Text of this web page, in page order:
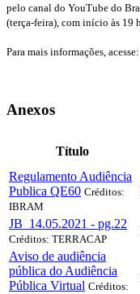
pelo canal do YouTube do
(terça-feira), com início às 19
Para mais informações, acesse:
Anexos
Título
Regulamento Audiência
Publica QE60 Créditos:
IBRAM
JB_14.05.2021 - pg.22
Créditos: TERRACAP
Aviso de audiência
pública do Audiência
Pública Virtual Créditos: